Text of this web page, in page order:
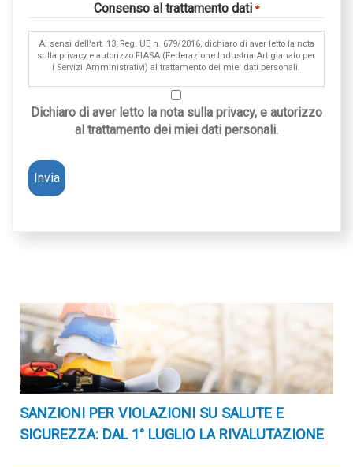
Consenso al trattamento dati *
Ai sensi dell'art. 13, Reg. UE n. 679/2016, dichiaro di aver letto la nota
sulla privacy e autorizzo FIASA (Federazione Industria Artigianato per
i Servizi Amministrativi) al trattamento dei miei dati personali.
Dichiaro di aver letto la nota sulla privacy, e autorizzo
al trattamento dei miei dati personali.
SANZIONI PER VIOLAZIONI SU SALUTE E
SICUREZZA: DAL 1° LUGLIO LA RIVALUTAZIONE